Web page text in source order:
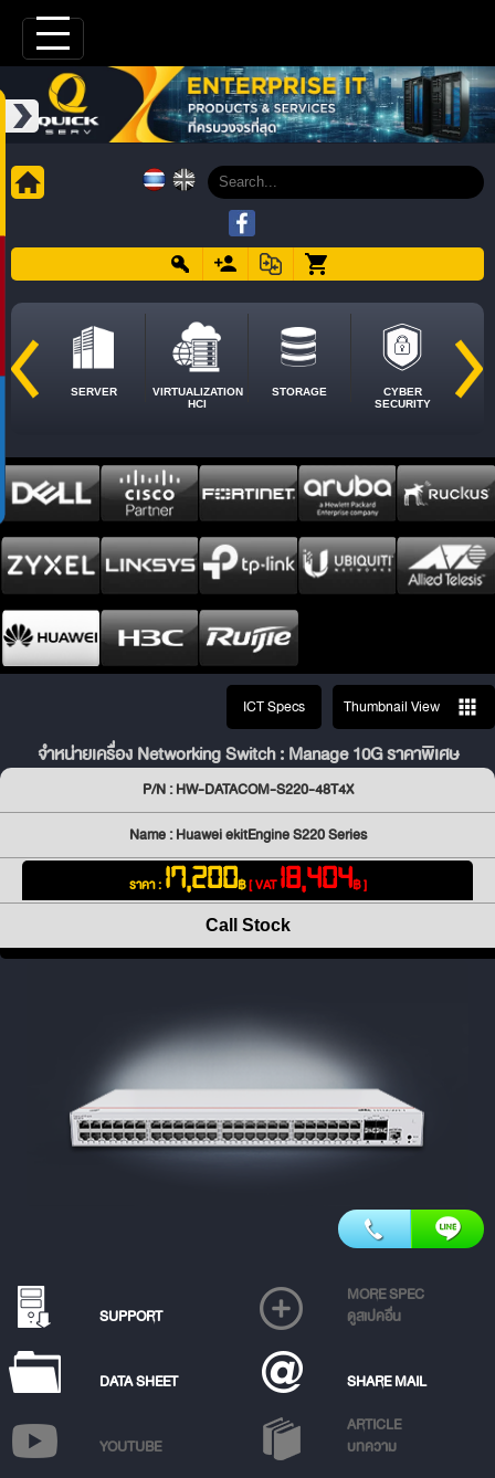
SERVER
VIRTUALIZATION
HCI
STORAGE
CYBER
SECURITY
ICT Specs Thumbnail View
จำหน่ายเครื่อง Networking Switch : Manage 10G ราคาพิเศษ
P/N : HW-DATACOM-S220-48T4X
Name : Huawei ekitEngine S220 Series
ราคา : 17,200฿[ VAT18,404฿ ]
Call Stock
SUPPORT
MORE SPEC
ดูสเปคอื่น
DATA SHEET SHARE MAIL
YOUTUBE
ARTICLE
บทความ